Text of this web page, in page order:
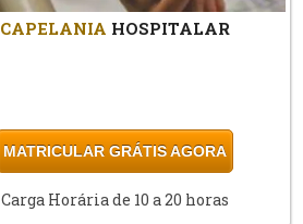
CAPELANIA HOSPITALAR
MATRICULAR GRÁTIS AGORA
Carga Horária de 10 a 20 horas